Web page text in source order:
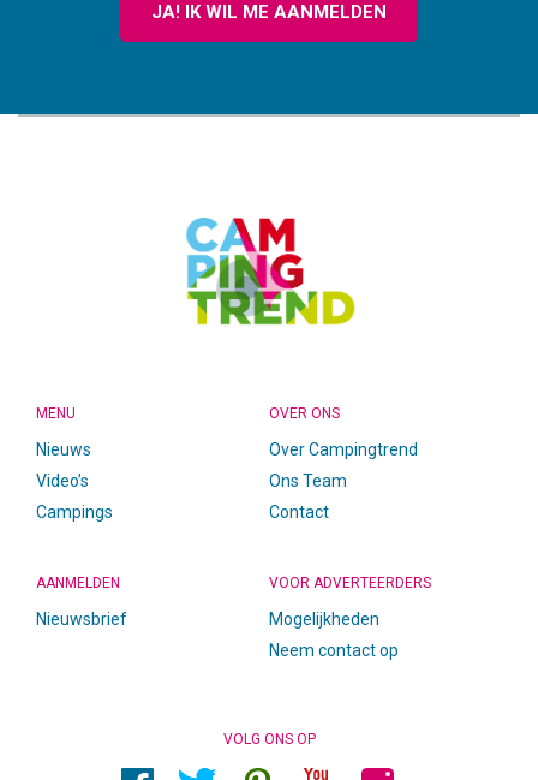
JA! IK WIL ME AANMELDEN
MENU
Nieuws
Video’s
Campings
OVER ONS
Over Campingtrend
Ons Team
Contact
AANMELDEN
Nieuwsbrief
VOOR ADVERTEERDERS
Mogelijkheden
Neem contact op
VOLG ONS OP